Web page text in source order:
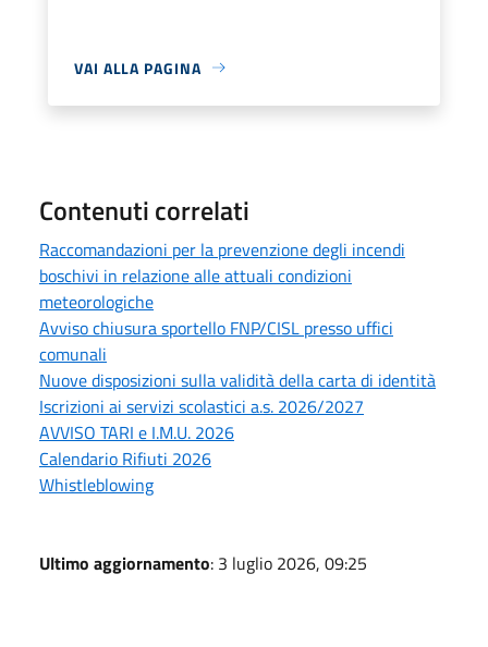
VAI ALLA PAGINA
Contenuti correlati
Raccomandazioni per la prevenzione degli incendi
boschivi in relazione alle attuali condizioni
meteorologiche
Avviso chiusura sportello FNP/CISL presso uffici
comunali
Nuove disposizioni sulla validità della carta di identità
Iscrizioni ai servizi scolastici a.s. 2026/2027
AVVISO TARI e I.M.U. 2026
Calendario Rifiuti 2026
Whistleblowing
Ultimo aggiornamento: 3 luglio 2026, 09:25